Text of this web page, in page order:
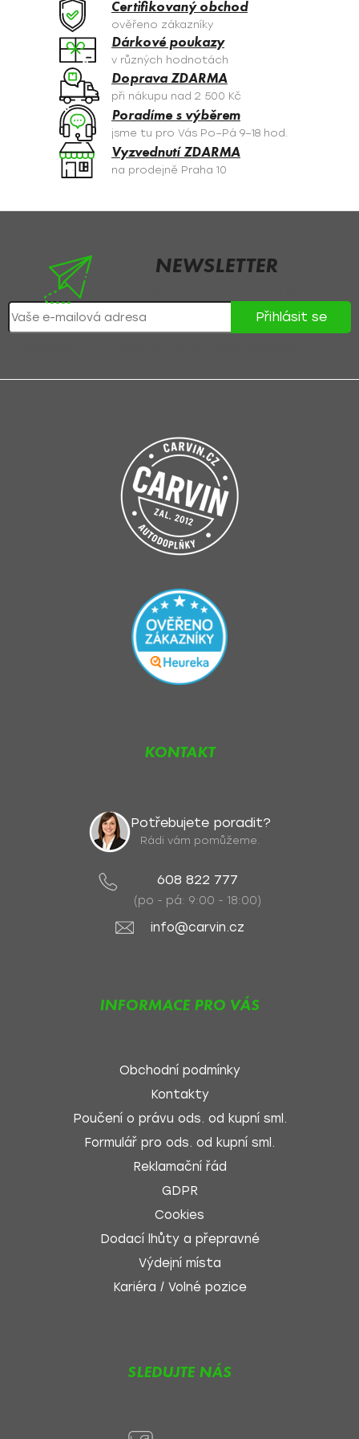
r
v
k
y
v
ý
p
i
s
u
V
Á
N
Í
Certifikovaný obchod
ověřeno zákazníky
Dárkové poukazy
v různých hodnotách
Doprava ZDARMA
při nákupu nad 2 500 Kč
Poradíme s výběrem
jsme tu pro Vás Po–Pá 9–18 hod.
Vyzvednutí ZDARMA
na prodejně Praha 10
NEWSLETTER
Přihlásit se
KONTAKT
Potřebujete poradit?
Rádi vám pomůžeme.
608 822 777
(po - pá: 9:00 - 18:00)
info@carvin.cz
INFORMACE PRO VÁS
Obchodní podmínky
Kontakty
Poučení o právu ods. od kupní sml.
Formulář pro ods. od kupní sml.
Reklamační řád
GDPR
Cookies
Dodací lhůty a přepravné
Výdejní místa
Kariéra / Volné pozice
SLEDUJTE NÁS